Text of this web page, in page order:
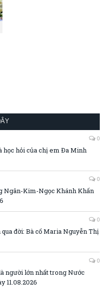
0
học hỏi của chị em Đa Minh
0
Ngân-Kim-Ngọc Khánh Khấn
0
đời: Bà cố Maria Nguyễn Thị
0
người lớn nhất trong Nước
11.08.2026